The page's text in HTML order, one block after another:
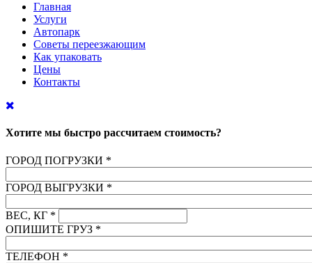
Главная
Услуги
Автопарк
Советы переезжающим
Как упаковать
Цены
Контакты
Хотите мы быстро рассчитаем стоимость?
ГОРОД ПОГРУЗКИ *
ГОРОД ВЫГРУЗКИ *
ВЕС, КГ *
ОПИШИТЕ ГРУЗ *
ТЕЛЕФОН *